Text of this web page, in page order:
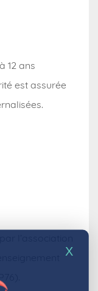
12 ans
est assurée
X